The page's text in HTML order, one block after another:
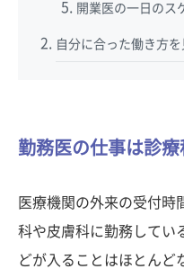
開業医の一日のス
自分に合った働き方
勤務医の仕事は診療
医療機関の外来の受付時
科や皮膚科に勤務してい
どが入ることはほとんど